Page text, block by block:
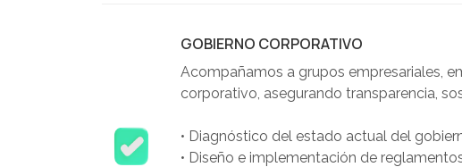
GOBIERNO CORPORATIVO
Acompañamos a grupos empresariales,
corporativo, asegurando transparencia,
• Diagnóstico del estado actual del
• Diseño e implementación de